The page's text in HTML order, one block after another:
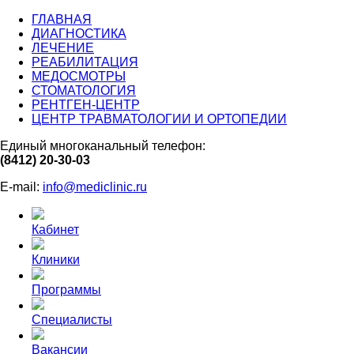
ГЛАВНАЯ
ДИАГНОСТИКА
ЛЕЧЕНИЕ
РЕАБИЛИТАЦИЯ
МЕДОСМОТРЫ
СТОМАТОЛОГИЯ
РЕНТГЕН-ЦЕНТР
ЦЕНТР ТРАВМАТОЛОГИИ И ОРТОПЕДИИ
Единый многоканальный телефон:
(8412) 20-30-03
E-mail: info@mediclinic.ru
Кабинет
Клиники
Программы
Специалисты
Вакансии